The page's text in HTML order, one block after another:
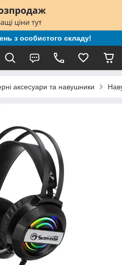
з особистого складу!
аксесуари та навушники